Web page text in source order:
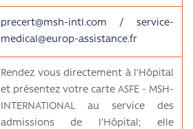
precert@msh-intl.com / service-
medical@europ-assistance.fr
Rendez vous directement à l’Hôpital
et présentez votre carte ASFE - MSH-
INTERNATIONAL au service des
admissions de l’Hôpital; elle